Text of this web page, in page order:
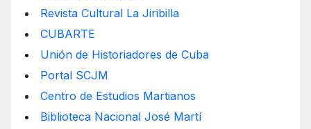
Revista Cultural La Jiribilla
CUBARTE
Unión de Historiadores de Cuba
Portal SCJM
Centro de Estudios Martianos
Biblioteca Nacional José Martí